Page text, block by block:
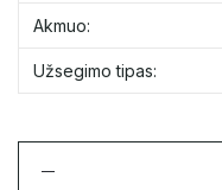
Akmuo:
Užsegimo tipas: